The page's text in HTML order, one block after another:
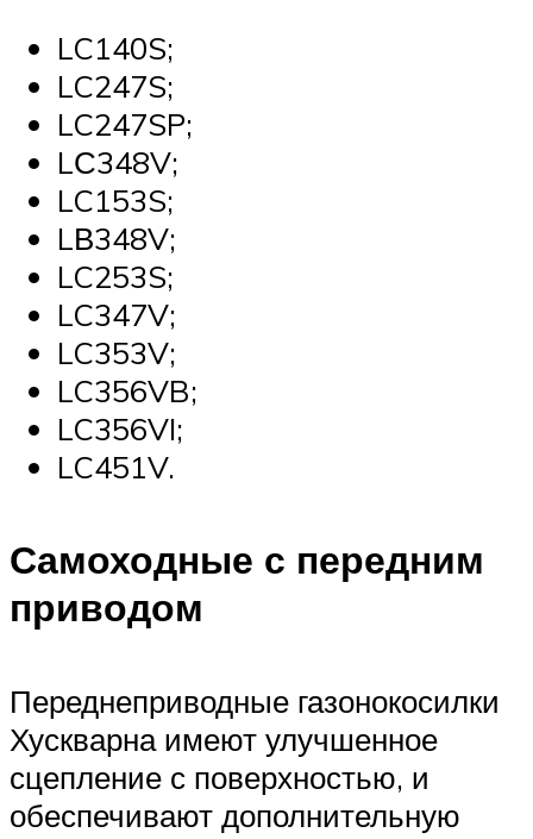
LC140S;
LC247S;
LC247SP;
LС348V;
LC153S;
LВ348V;
LC253S;
LC347V;
LC353V;
LC356VB;
LC356VI;
LC451V.
Самоходные с передним
приводом
Переднеприводные газонокосилки
Хускварна имеют улучшенное
сцепление с поверхностью, и
обеспечивают дополнительную